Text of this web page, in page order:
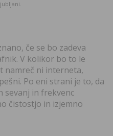
če se bo zadeva
V kolikor bo to le
namreč ni interneta,
Po eni strani je to, da
sevanj in frekvenc
čistostjo in izjemno